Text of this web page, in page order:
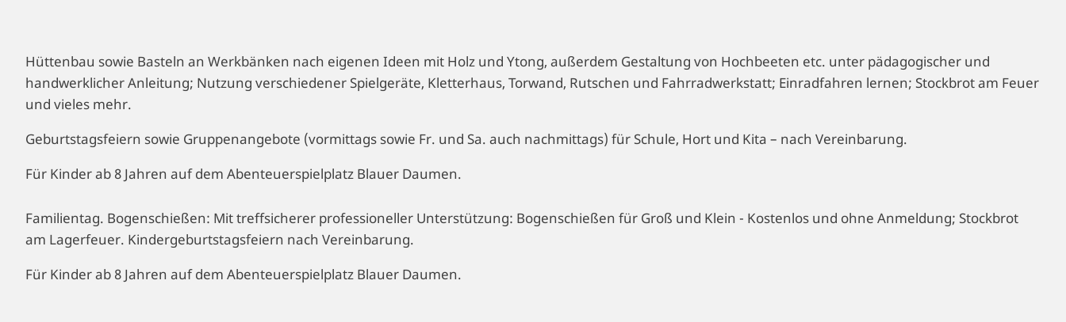
Hüttenbau sowie Basteln an Werkbänken nach eigenen Ideen mit Holz und Ytong, außerdem Gestaltung von Hochbeeten etc. unter pädagogischer und
handwerklicher Anleitung; Nutzung verschiedener Spielgeräte, Kletterhaus, Torwand, Rutschen und Fahrradwerkstatt; Einradfahren lernen; Stockbrot am Feuer
und vieles mehr.
Geburtstagsfeiern sowie Gruppenangebote (vormittags sowie Fr. und Sa. auch nachmittags) für Schule, Hort und Kita – nach Vereinbarung.
Für Kinder ab 8 Jahren auf dem Abenteuerspielplatz Blauer Daumen.
Familientag. Bogenschießen: Mit treffsicherer professioneller Unterstützung: Bogenschießen für Groß und Klein - Kostenlos und ohne Anmeldung; Stockbrot
am Lagerfeuer. Kindergeburtstagsfeiern nach Vereinbarung.
Für Kinder ab 8 Jahren auf dem Abenteuerspielplatz Blauer Daumen.